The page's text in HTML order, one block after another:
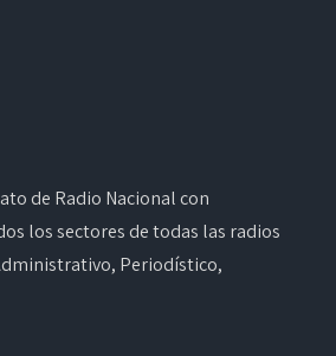
de Radio Nacional con
los sectores de todas las radios
Periodístico,